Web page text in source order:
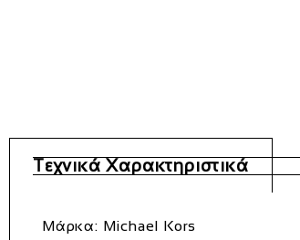
Τεχνικά Χαρακτηριστικά
Μάρκα: Michael Kors